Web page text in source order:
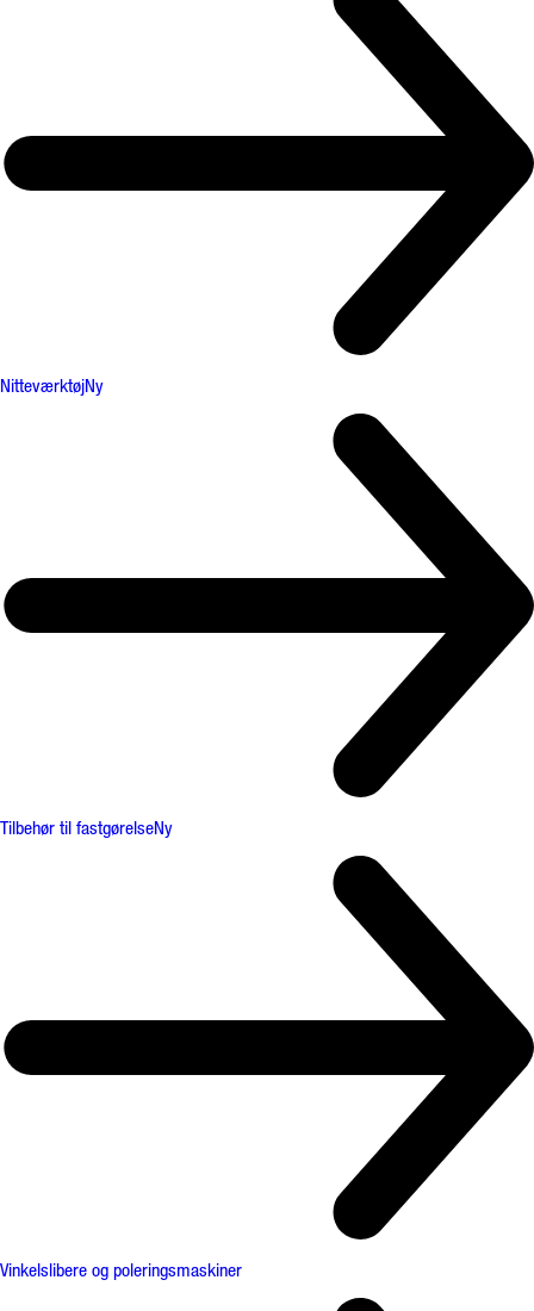
NitteværktøjNy
Tilbehør til fastgørelseNy
Vinkelslibere og poleringsmaskiner